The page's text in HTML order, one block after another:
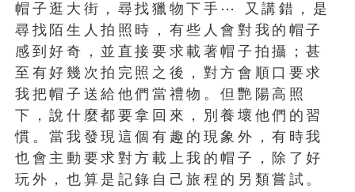
帽子逛大街，尋找獵物下手⋯ 又講錯，是
尋找陌生人拍照時，有些人會對我的帽子
感到好奇，並直接要求載著帽子拍攝；甚
至有好幾次拍完照之後，對方會順口要求
我把帽子送給他們當禮物。但艷陽高照
下，說什麼都要拿回來，別養壞他們的習
慣。當我發現這個有趣的現象外，有時我
也會主動要求對方載上我的帽子，除了好
玩外，也算是記錄自己旅程的另類嘗試。